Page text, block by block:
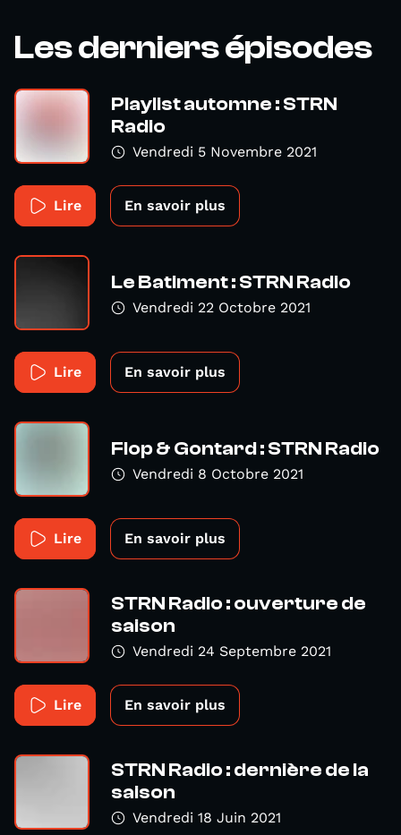
Les derniers épisodes
Playlist automne : STRN
Radio
Vendredi 5 Novembre 2021
Lire En savoir plus
Le Batiment : STRN Radio
Vendredi 22 Octobre 2021
Lire En savoir plus
Flop & Gontard : STRN Radio
Vendredi 8 Octobre 2021
Lire En savoir plus
STRN Radio : ouverture de
saison
Vendredi 24 Septembre 2021
Lire En savoir plus
STRN Radio : dernière de la
saison
Vendredi 18 Juin 2021